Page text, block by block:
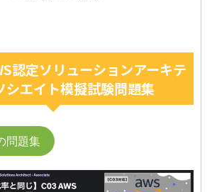
認定ソリューションアーキテ
シエイト模擬試験問題集
問題集